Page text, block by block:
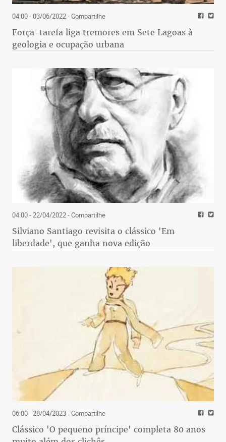
04:00 - 03/06/2022- Compartilhe
Força-tarefa liga tremores em Sete Lagoas à
geologia e ocupação urbana
04:00 - 22/04/2022- Compartilhe
Silviano Santiago revisita o clássico 'Em
liberdade', que ganha nova edição
06:00 - 28/04/2023- Compartilhe
Clássico 'O pequeno príncipe' completa 80 anos